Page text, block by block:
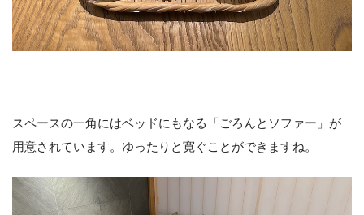
スペースの一角にはベッドにもなる「ごろんとソファー」が
用意されています。ゆったりと寛ぐことができますね。